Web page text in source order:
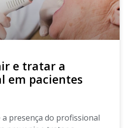
e tratar a
em pacientes
presença do profissional